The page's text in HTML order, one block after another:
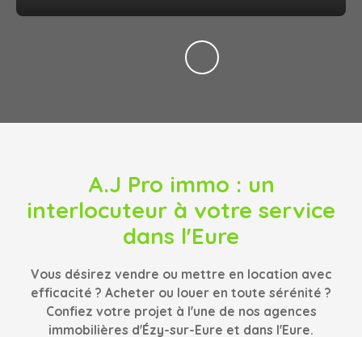
A.J Pro immo : un
interlocuteur à votre service
dans l'Eure
Vous désirez vendre ou mettre en location avec
efficacité ? Acheter ou louer en toute sérénité ?
Confiez votre projet à l'une de nos agences
immobilières d'Ézy-sur-Eure et dans l'Eure.